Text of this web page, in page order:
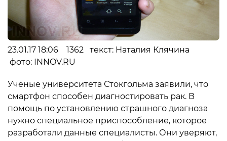
23.01.17 18:06 1362 текст: Наталия Клячина
фото: INNOV.RU
Ученые университета Стокгольма заявили, что
смартфон способен диагностировать рак. В
помощь по установлению страшного диагноза
нужно специальное приспособление, которое
разработали данные специалисты. Они уверяют,